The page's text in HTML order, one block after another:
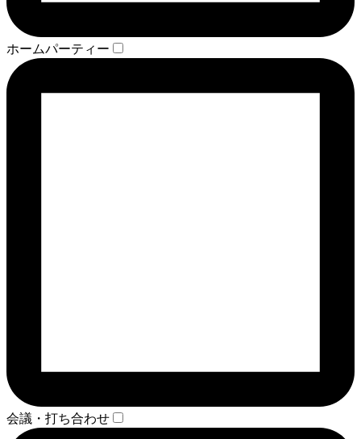
ホームパーティー
会議・打ち合わせ